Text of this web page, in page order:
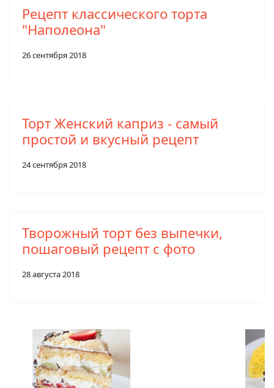
Рецепт классического торта
"Наполеона"
26 сентября 2018
Торт Женский каприз - самый
простой и вкусный рецепт
24 сентября 2018
Творожный торт без выпечки,
пошаговый рецепт с фото
28 августа 2018